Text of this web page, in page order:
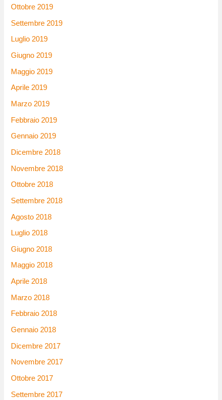
Ottobre 2019
Settembre 2019
Luglio 2019
Giugno 2019
Maggio 2019
Aprile 2019
Marzo 2019
Febbraio 2019
Gennaio 2019
Dicembre 2018
Novembre 2018
Ottobre 2018
Settembre 2018
Agosto 2018
Luglio 2018
Giugno 2018
Maggio 2018
Aprile 2018
Marzo 2018
Febbraio 2018
Gennaio 2018
Dicembre 2017
Novembre 2017
Ottobre 2017
Settembre 2017